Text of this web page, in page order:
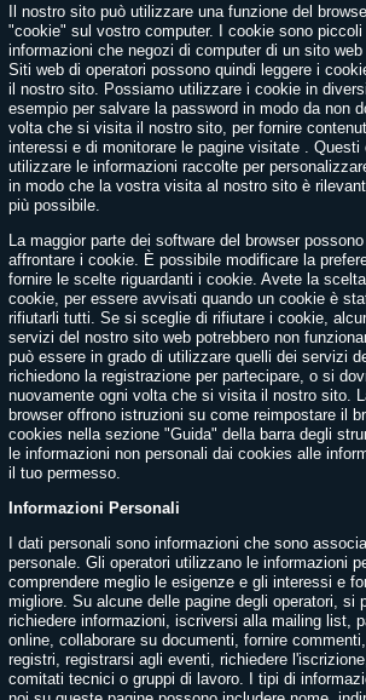
Il nostro sito può utilizzare una funzione del
"cookie" sul vostro computer. I cookie sono
informazioni che negozi di computer di un sito
Siti web di operatori possono quindi leggere i
il nostro sito. Possiamo utilizzare i cookie in
esempio per salvare la password in modo da non
volta che si visita il nostro sito, per fornire
interessi e di monitorare le pagine visitate . Questi
utilizzare le informazioni raccolte per
in modo che la vostra visita al nostro sito è
più possibile.
La maggior parte dei software del browser
affrontare i cookie. È possibile modificare la
fornire le scelte riguardanti i cookie. Avete la
cookie, per essere avvisati quando un cookie è
rifiutarli tutti. Se si sceglie di rifiutare i cookie,
servizi del nostro sito web potrebbero non
può essere in grado di utilizzare quelli dei servizi
richiedono la registrazione per partecipare, o si
nuovamente ogni volta che si visita il nostro sito.
browser offrono istruzioni su come reimpostare il
cookies nella sezione "Guida" della barra degli
le informazioni non personali dai cookies alle
il tuo permesso.
Informazioni Personali
I dati personali sono informazioni che sono
personale. Gli operatori utilizzano le informazioni
comprendere meglio le esigenze e gli interessi e
migliore. Su alcune delle pagine degli operatori, si
richiedere informazioni, iscriversi alla mailing list,
online, collaborare su documenti, fornire
registri, registrarsi agli eventi, richiedere
comitati tecnici o gruppi di lavoro. I tipi di